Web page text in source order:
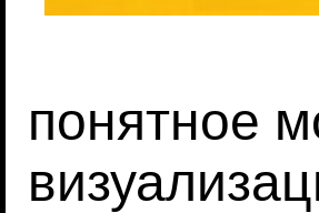
понятное